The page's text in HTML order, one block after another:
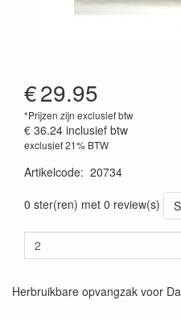
€29.95
*Prijzen zijn exclusief btw
€ 36.24 inclusief btw
exclusief 21% BTW
Artikelcode: 20734
0 ster(ren) met 0 review(s)
Herbruikbare opvangzak voor